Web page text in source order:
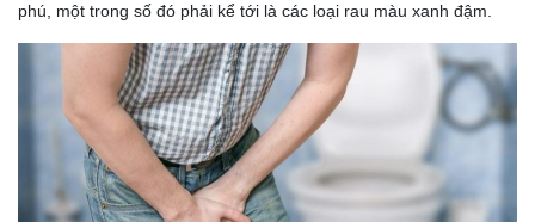
phú, một trong số đó phải kể tới là các loại rau màu xanh đậm.